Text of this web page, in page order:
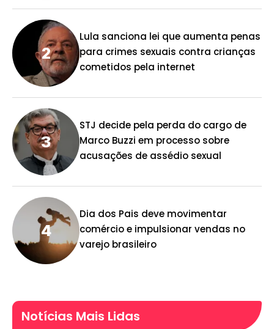
Lula sanciona lei que aumenta penas
para crimes sexuais contra crianças
cometidos pela internet
STJ decide pela perda do cargo de
Marco Buzzi em processo sobre
acusações de assédio sexual
Dia dos Pais deve movimentar
comércio e impulsionar vendas no
varejo brasileiro
Notícias Mais Lidas